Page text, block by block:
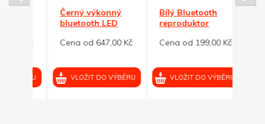
Černý výkonný
bluetooth LED
2x5W
Cena od 647,00 Kč
VLOŽIT DO VÝBĚRU
Bílý Bluetooth
reproduktor
Cena od 199,00 Kč
VLOŽIT DO VÝBĚRU